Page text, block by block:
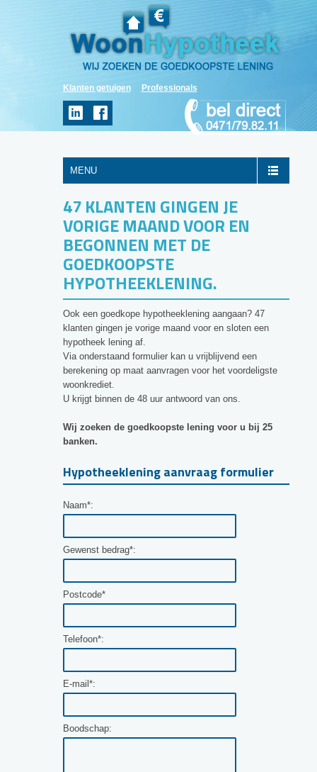
Klanten getuigen Professionals
MENU
47 KLANTEN GINGEN JE
VORIGE MAAND VOOR EN
BEGONNEN MET DE
GOEDKOOPSTE
HYPOTHEEKLENING.
Ook een goedkope hypotheeklening aangaan? 47
klanten gingen je vorige maand voor en sloten een
hypotheek lening af.
Via onderstaand formulier kan u vrijblijvend een
berekening op maat aanvragen voor het voordeligste
woonkrediet.
U krijgt binnen de 48 uur antwoord van ons.
Wij zoeken de goedkoopste lening voor u bij 25
banken.
Hypotheeklening aanvraag formulier
Naam*:
Gewenst bedrag*:
Postcode*
Telefoon*:
E-mail*:
Boodschap: